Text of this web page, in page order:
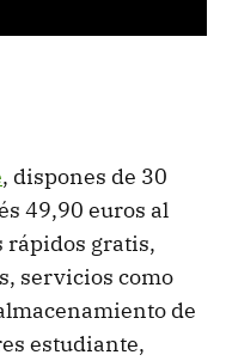
, dispones de 30
49,90 euros al
rápidos gratis,
servicios como
de
estudiante,